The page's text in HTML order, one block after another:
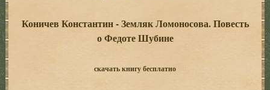
Коничев Константин - Земляк Ломоносова. Повесть
о Федоте Шубине
скачать книгу бесплатно